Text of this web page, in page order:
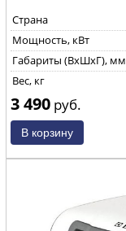
Страна
Мощность, кВт
Габариты (ВхШхГ), мм
Вес, кг
3 490 руб.